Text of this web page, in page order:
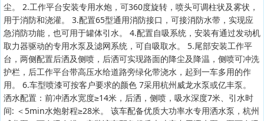
尘。 2.工作平台安装专用水炮，可360度旋转，喷头可调柱状及雾状，
用于消防和浇灌。 3.配置65型通用消防接口，可接消防水带，实现应
急消防功能，也可用于罐体引水。 4.配置自吸系统，安装有通过发动机
取力器驱动的专用水泵及滤网系统，可自吸取水。 5.尾部安装工作平
台，两侧配置后洒及侧喷，后洒可实现路面的降尘及降温，侧喷可冲洗
护栏，后工作平台带高压水给道路旁绿化带浇水，起到一车多用的作
用。 6.车型喷漆可按客户要求的颜色 7采用杭州威龙水泵或亿丰泵。
洒水配置：前冲洒水宽度≥14米，后洒，侧喷，吸水深度7米、引水时
间: ＜5min水炮射程≥28米。 该车配备优质大功率水专用洒水泵，杭州